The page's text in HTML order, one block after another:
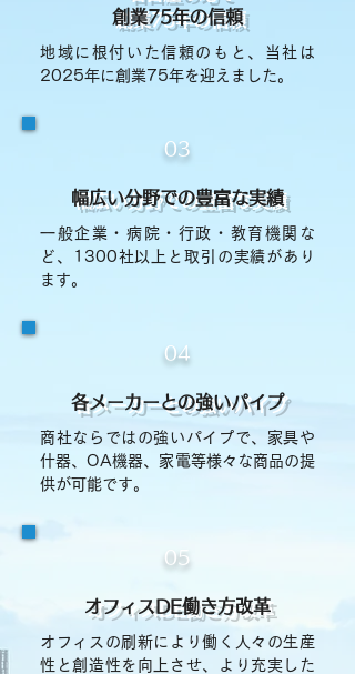
創業75年の信頼
地域に根付いた信頼のもと、当社は
2025年に創業75年を迎えました。
03
幅広い分野での豊富な実績
一般企業・病院・行政・教育機関な
ど、1300社以上と取引の実績があり
ます。
04
​各メーカーとの強いパイプ
商社ならではの強いパイプで、家具や
什器、OA機器、家電等様々な商品の提
供が可能です。
05
オフィスDE働き方改革
オフィスの刷新により働く人々の生産
性と創造性を向上させ、より充実した